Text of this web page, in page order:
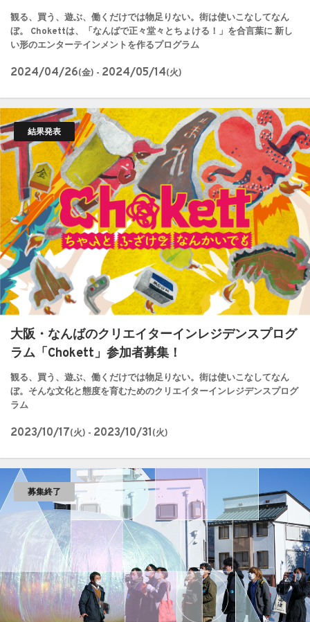
観る、買う、遊ぶ、働くだけでは物足りない。街は使いこなしてなん
ぼ。 Chokettは、「なんばで正々堂々とちょける！」を合言葉に 新し
い形のエンターテインメントを作るプログラム
2024/04/26(金) - 2024/05/14(火)
結果発表
大阪・なんばのクリエイターインレジデンスプログ
ラム「Chokett」参加者募集！
観る、買う、遊ぶ、働くだけでは物足りない。街は使いこなしてなん
ぼ。そんな文化と態度を育むためのクリエイターインレジデンスプログ
ラム
2023/10/17(火) - 2023/10/31(火)
募集終了